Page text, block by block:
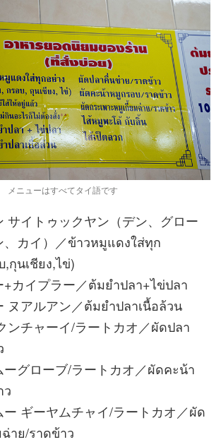
メニューはすべてタイ語です
サイトゥックヤン（デン、グロー
、カイ）／ข้าวหมูแดงใส่ทุก
กุนเชียง,ไข่)
+カイプラー／ต้มยำปลา+ไข่ปลา
ヌアルアン／ต้มยำปลาเนื้อล้วน
ンチャーイ/ラートカオ／ผัดปลา
ーグローブ/ラートカオ／ผัดคะน้า
ギーヤムチャイ/ラートカオ／ผัด
าย/ราดข้าว